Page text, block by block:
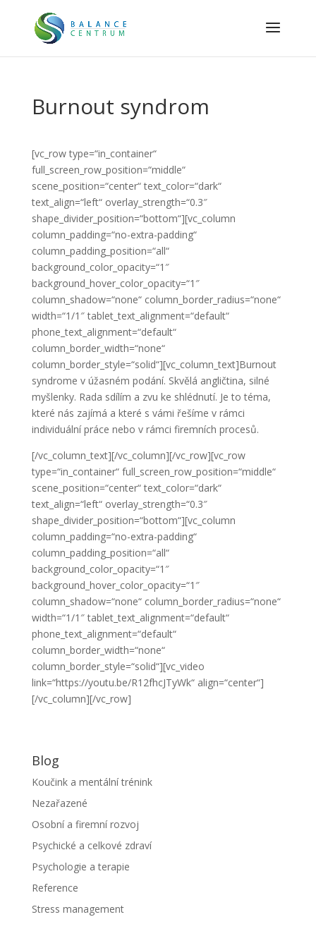
Burnout syndrom
[vc_row type=“in_container“
full_screen_row_position=“middle“
scene_position=“center“ text_color=“dark“
text_align=“left“ overlay_strength=“0.3″
shape_divider_position=“bottom“][vc_column
column_padding=“no-extra-padding“
column_padding_position=“all“
background_color_opacity=“1″
background_hover_color_opacity=“1″
column_shadow=“none“ column_border_radius=“none“
width=“1/1″ tablet_text_alignment=“default“
phone_text_alignment=“default“
column_border_width=“none“
column_border_style=“solid“][vc_column_text]Burnout
syndrome v úžasném podání. Skvělá angličtina, silné
myšlenky. Rada sdílím a zvu ke shlédnutí. Je to téma,
které nás zajímá a které s vámi řešíme v rámci
individuální práce nebo v rámci firemních procesů.
[/vc_column_text][/vc_column][/vc_row][vc_row
type=“in_container“ full_screen_row_position=“middle“
scene_position=“center“ text_color=“dark“
text_align=“left“ overlay_strength=“0.3″
shape_divider_position=“bottom“][vc_column
column_padding=“no-extra-padding“
column_padding_position=“all“
background_color_opacity=“1″
background_hover_color_opacity=“1″
column_shadow=“none“ column_border_radius=“none“
width=“1/1″ tablet_text_alignment=“default“
phone_text_alignment=“default“
column_border_width=“none“
column_border_style=“solid“][vc_video
link=“https://youtu.be/R12fhcJTyWk“ align=“center“]
[/vc_column][/vc_row]
Blog
Koučink a mentální trénink
Nezařazené
Osobní a firemní rozvoj
Psychické a celkové zdraví
Psychologie a terapie
Reference
Stress management